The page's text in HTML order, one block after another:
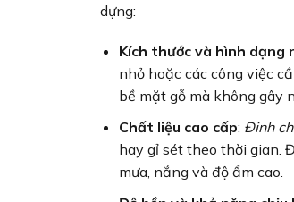
dựng:
Kích thước và hình dạng
nhỏ hoặc các công việc
bề mặt gỗ mà không gây
Chất liệu cao cấp: Đinh
hay gỉ sét theo thời gian.
mưa, nắng và độ ẩm cao.